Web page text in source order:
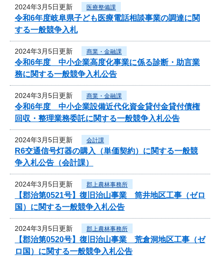
2024年3月5日更新 医療整備課
令和6年度岐阜県子ども医療電話相談事業の調達に関
する一般競争入札
2024年3月5日更新 商業・金融課
令和6年度 中小企業高度化事業に係る診断・助言業
務に関する一般競争入札公告
2024年3月5日更新 商業・金融課
令和6年度 中小企業設備近代化資金貸付金貸付債権
回収・整理業務委託に関する一般競争入札公告
2024年3月5日更新 会計課
R6交通信号灯器の購入（単価契約）に関する一般競
争入札公告（会計課）
2024年3月5日更新 郡上農林事務所
【郡治第0521号】復旧治山事業 筒井地区工事（ゼロ
国）に関する一般競争入札公告
2024年3月5日更新 郡上農林事務所
【郡治第0520号】復旧治山事業 荒倉洞地区工事（ゼ
ロ国）に関する一般競争入札公告